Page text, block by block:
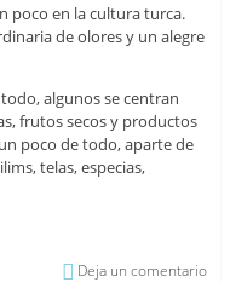
poco en la cultura turca.
de olores y un alegre
algunos se centran
frutos secos y productos
poco de todo, aparte de
telas, especias,
Deja un comentario